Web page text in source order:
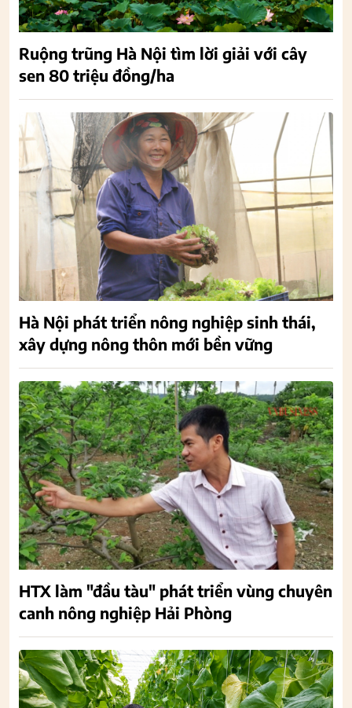
Ruộng trũng Hà Nội tìm lời giải với cây
sen 80 triệu đồng/ha
Hà Nội phát triển nông nghiệp sinh thái,
xây dựng nông thôn mới bền vững
HTX làm "đầu tàu" phát triển vùng chuyên
canh nông nghiệp Hải Phòng